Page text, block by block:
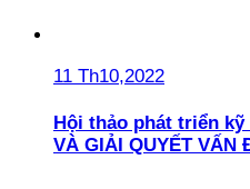
11 Th10,2022
Hội thảo phát triển kỹ
VÀ GIẢI QUYẾT VẤN